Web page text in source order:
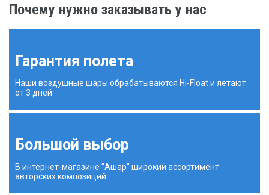
Почему нужно заказывать у нас
Гарантия полета
Наши воздушные шары обрабатываются Hi-Float и летают
от 3 дней
Большой выбор
В интернет-магазине "Ашар" широкий ассортимент
авторских композиций